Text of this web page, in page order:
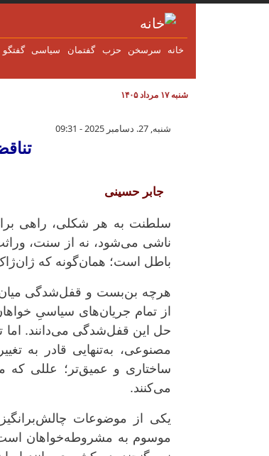
رفتن به محتوای اصلی
خانه سرسخن حزب گفتمان سياسی گفتگو
شنبه ۱۷ مرداد ۱۴۰۵
تناقض وجودی مشروطه‌
شنبه, 27. دسامبر 2025 - 09:31
جابر حسینی
سلطنت به هر شکلی، راهی برای
ناشی می‌شود، نه از سنت،
باطل است؛ همان‌گونه که
هرچه بن‌بست و قفل‌شدگی میان
از تمام جریان‌های سیاسیِ
حل این قفل‌شدگی می‌دانند. اما
مصنوعی، به‌تنهایی قادر به
ساختاری و عمیق‌تر؛ عللی که
می‌کنند.
یکی از موضوعات
موسوم به مشروطه‌خواهان